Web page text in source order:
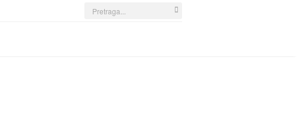
Search